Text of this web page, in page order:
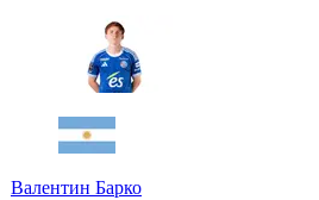
Валентин Барко